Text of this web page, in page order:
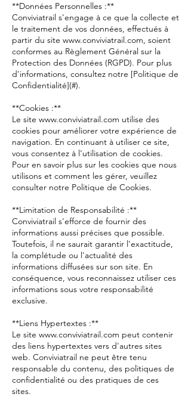
**Données Personnelles :**
Conviviatrail s'engage à ce que la collecte et
le traitement de vos données, effectués à
partir du site www.conviviatrail.com, soient
conformes au Règlement Général sur la
Protection des Données (RGPD). Pour plus
d'informations, consultez notre [Politique de
Confidentialité](#).
**Cookies :**
Le site www.conviviatrail.com utilise des
cookies pour améliorer votre expérience de
navigation. En continuant à utiliser ce site,
vous consentez à l'utilisation de cookies.
Pour en savoir plus sur les cookies que nous
utilisons et comment les gérer, veuillez
consulter notre Politique de Cookies.
**Limitation de Responsabilité :**
Conviviatrail s'efforce de fournir des
informations aussi précises que possible.
Toutefois, il ne saurait garantir l'exactitude,
la complétude ou l'actualité des
informations diffusées sur son site. En
conséquence, vous reconnaissez utiliser ces
informations sous votre responsabilité
exclusive.
**Liens Hypertextes :**
Le site www.conviviatrail.com peut contenir
des liens hypertextes vers d'autres sites
web. Conviviatrail ne peut être tenu
responsable du contenu, des politiques de
confidentialité ou des pratiques de ces
sites.